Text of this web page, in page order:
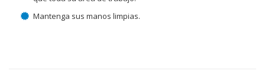
Mantenga sus manos limpias.